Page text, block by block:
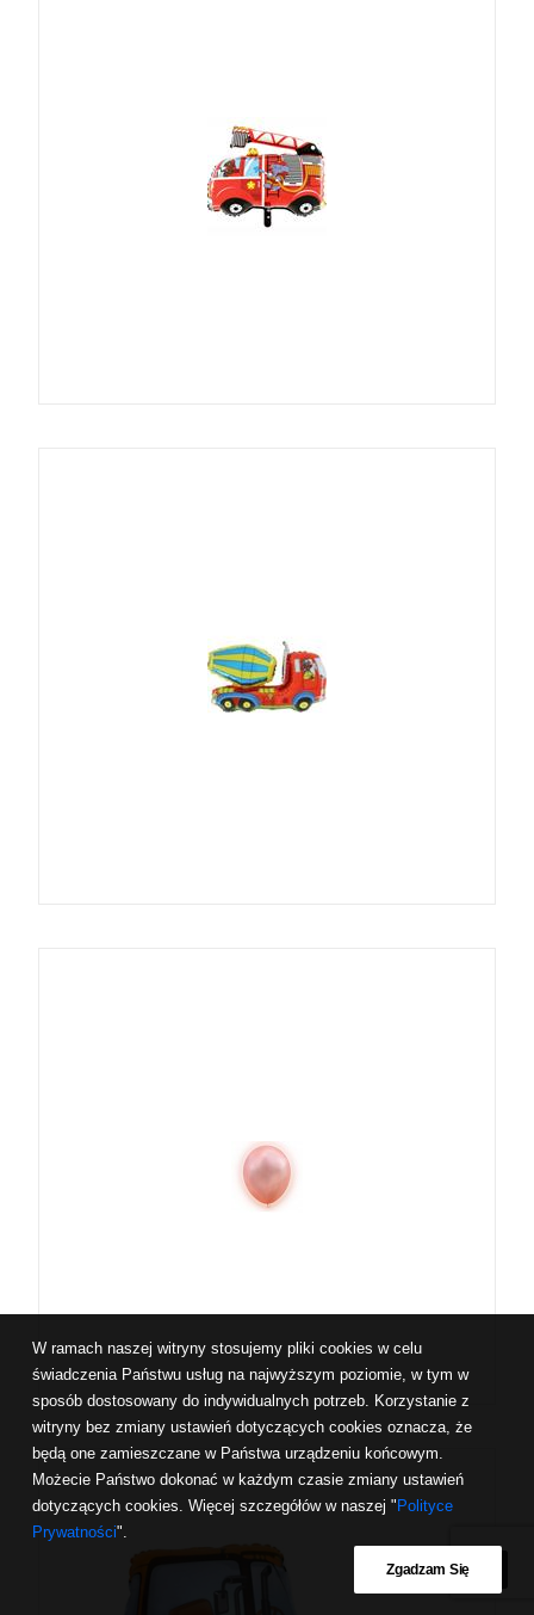
W ramach naszej witryny stosujemy pliki cookies w celu
świadczenia Państwu usług na najwyższym poziomie, w tym w
sposób dostosowany do indywidualnych potrzeb. Korzystanie z
witryny bez zmiany ustawień dotyczących cookies oznacza, że
będą one zamieszczane w Państwa urządzeniu końcowym.
Możecie Państwo dokonać w każdym czasie zmiany ustawień
dotyczących cookies. Więcej szczegółów w naszej " Polityce
Prywatności".
Zgadzam Się